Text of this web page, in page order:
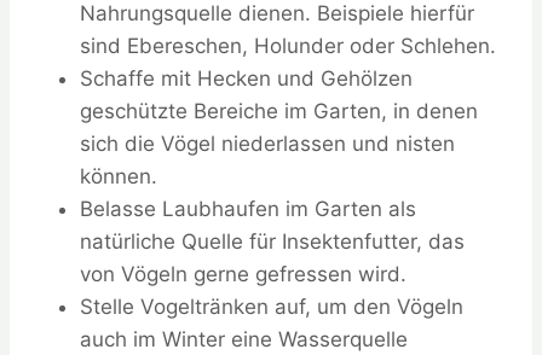
Nahrungsquelle dienen. Beispiele hierfür
sind Ebereschen, Holunder oder Schlehen.
Schaffe mit Hecken und Gehölzen
geschützte Bereiche im Garten, in denen
sich die Vögel niederlassen und nisten
können.
Belasse Laubhaufen im Garten als
natürliche Quelle für Insektenfutter, das
von Vögeln gerne gefressen wird.
Stelle Vogeltränken auf, um den Vögeln
auch im Winter eine Wasserquelle